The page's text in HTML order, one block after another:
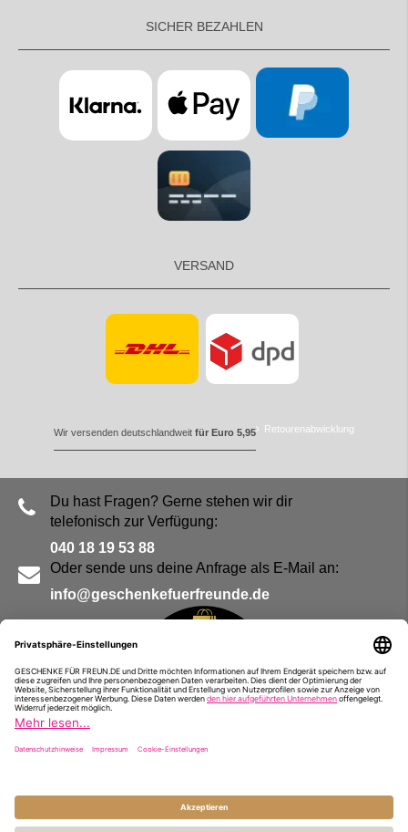
SICHER BEZAHLEN
VERSAND
Wir versenden deutschlandweit für Euro 5,95 Retourenabwicklung
Du hast Fragen? Gerne stehen wir dir
telefonisch zur Verfügung:
040 18 19 53 88
Oder sende uns deine Anfrage als E-Mail an:
info@geschenkefuerfreunde.de
Impressum